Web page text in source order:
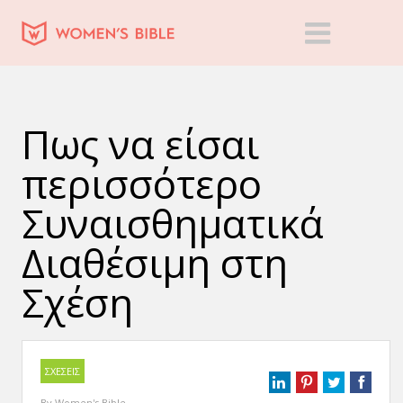
Πως να είσαι
περισσότερο
Συναισθηματικά
Διαθέσιμη στη
Σχέση
ΣΧΕΣΕΙΣ